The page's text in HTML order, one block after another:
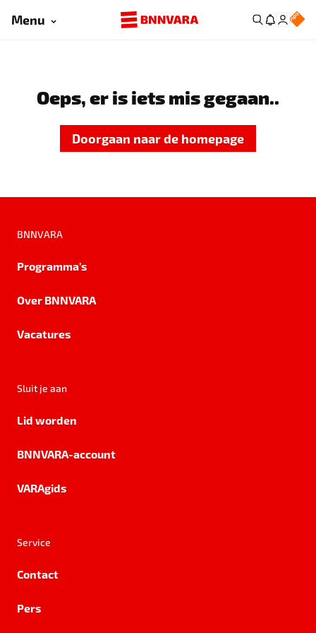
Menu
Oeps, er is iets mis gegaan..
Doorgaan naar de homepage
BNNVARA
Programma's
Over BNNVARA
Vacatures
Sluit je aan
Lid worden
BNNVARA-account
VARAgids
Service
Contact
Pers